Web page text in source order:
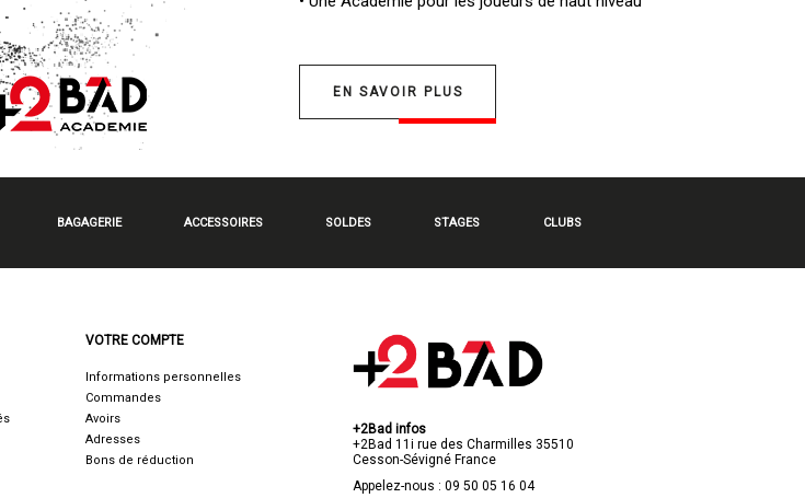
EN SAVOIR PLUS
BAGAGERIE ACCESSOIRES SOLDES STAGES CLUBS
VOTRE COMPTE
Informations personnelles
Commandes
Avoirs
Adresses
Bons de réduction
+2Bad infos
+2Bad 11i rue des Charmilles 35510
Cesson-Sévigné France
Appelez-nous : 09 50 05 16 04